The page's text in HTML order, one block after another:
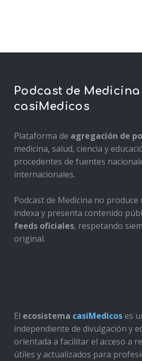
Podcast de Medicina
casiMedicos
Plataforma de agregación de
medicina, salud, ciencia y
procedentes de fuentes
internacionales.
Podcast de Medicina no produce
indexa y presenta contenido
feeds oficiales, respetando
original.
El ecosistema casiMedicoses
independiente de divulgación y
orientada a facilitar el acceso a
útiles y actualizados para